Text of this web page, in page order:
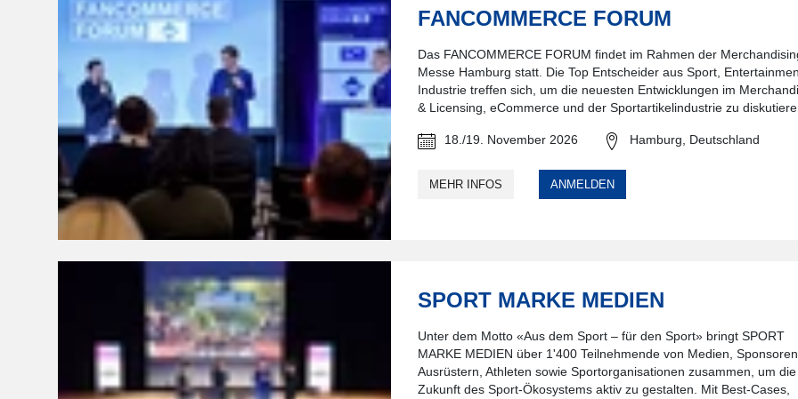
FANCOMMERCE FORUM
Das FANCOMMERCE FORUM findet im Rahmen der
Messe Hamburg statt. Die Top Entscheider aus Sport,
Industrie treffen sich, um die neuesten Entwicklungen im
& Licensing, eCommerce und der Sportartikelindustrie zu
18./19. November 2026 Hamburg, Deutschland
MEHR INFOS ANMELDEN
SPORT MARKE MEDIEN
Unter dem Motto «Aus dem Sport – für den Sport» bringt SPORT
MARKE MEDIEN über 1'400 Teilnehmende von Medien,
Ausrüstern, Athleten sowie Sportorganisationen zusammen, um die
Zukunft des Sport-Ökosystems aktiv zu gestalten. Mit Best-Cases,